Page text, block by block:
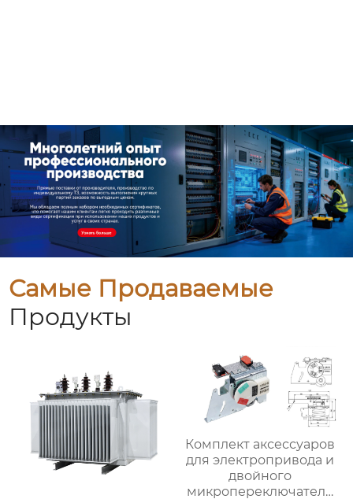
Самые Продаваемые
Продукты
Комплект аксессуаров
для электропривода и
двойного
микропереключателя